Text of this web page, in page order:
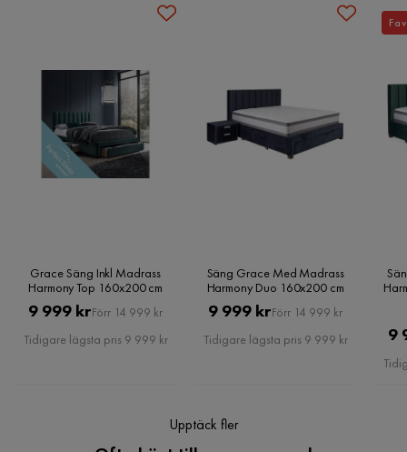
215 cm
Materialutseende
Materialtyp Polyester,MDF
Övrigt
Form Rektangulär
Färgnamn
som du kan välja i kassan. Om inga tillvalstjänster visas, kan
vi tyvärr inte erbjuda dessa för ditt postnummer och valda
produkter.
Läs våraKöpvillkorför mer information.
Kundservice
Grace Säng Inkl Madrass
Harmony Top 160x200 cm
Pris
9 999 krOriginal
Pris
Förr 14 999 kr
Tidigare lägsta pris 9 999 kr
Säng Grace Med Madrass
Harmony Duo 160x200 cm
Pris
9 999 krOriginal
Pris
Förr 14 999 kr
Tidigare lägsta pris 9 999 kr 9
Upptäck fler